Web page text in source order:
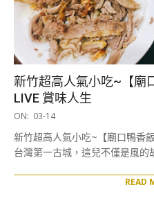
新竹超高人氣小吃~【廟
LIVE 賞味人生
2019-
14
ON: 03-14
新竹超高人氣小吃~【廟口鴨香
台灣第一古城，這兒不僅是風的
READ